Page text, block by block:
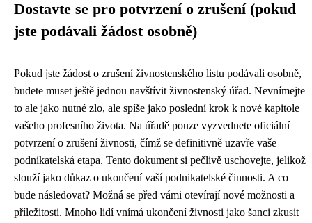
Dostavte se pro potvrzení o zrušení (pokud
jste podávali žádost osobně)
Pokud jste žádost o zrušení živnostenského listu podávali osobně,
budete muset ještě jednou navštívit živnostenský úřad. Nevnímejte
to ale jako nutné zlo, ale spíše jako poslední krok k nové kapitole
vašeho profesního života. Na úřadě pouze vyzvednete oficiální
potvrzení o zrušení živnosti, čímž se definitivně uzavře vaše
podnikatelská etapa. Tento dokument si pečlivě uschovejte, jelikož
slouží jako důkaz o ukončení vaší podnikatelské činnosti. A co
bude následovat? Možná se před vámi otevírají nové možnosti a
příležitosti. Mnoho lidí vnímá ukončení živnosti jako šanci zkusit